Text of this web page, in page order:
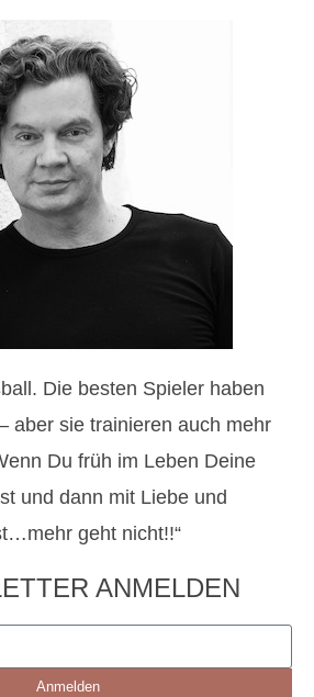
Die besten Spieler haben
aber sie trainieren auch mehr
Du früh im Leben Deine
und dann mit Liebe und
geht nicht!!“
ANMELDEN
Anmelden